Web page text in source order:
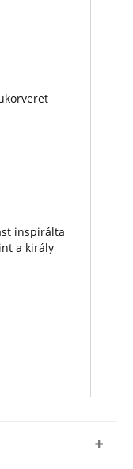
inspirálta
a király